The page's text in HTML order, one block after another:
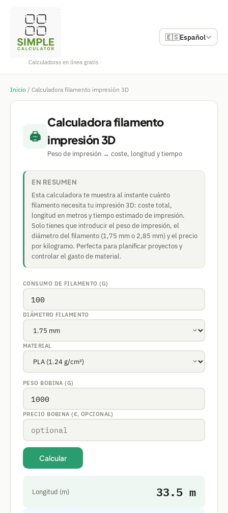
Calculadoras en línea gratis
🇪🇸Español
Inicio / Calculadora filamento impresión 3D
🖨️
Calculadora filamento
impresión 3D
Peso de impresión → coste, longitud y tiempo
EN RESUMEN
Esta calculadora te muestra al instante cuánto
filamento necesita tu impresión 3D: coste total,
longitud en metros y tiempo estimado de impresión.
Solo tienes que introducir el peso de impresión, el
diámetro del filamento (1,75 mm o 2,85 mm) y el precio
por kilogramo. Perfecta para planificar proyectos y
controlar el gasto de material.
CONSUMO DE FILAMENTO (G)
DIÁMETRO FILAMENTO
MATERIAL
PESO BOBINA (G)
PRECIO BOBINA (€, OPCIONAL)
Calcular
Longitud (m) 33.5 m